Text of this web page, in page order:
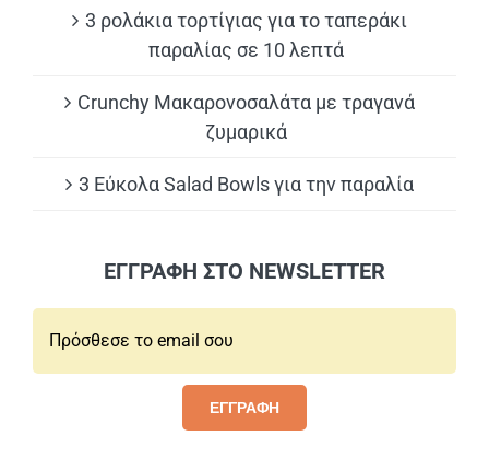
3 ρολάκια τορτίγιας για το ταπεράκι
παραλίας σε 10 λεπτά
Crunchy Μακαρονοσαλάτα με τραγανά
ζυμαρικά
3 Εύκολα Salad Bowls για την παραλία
ΕΓΓΡΑΦΗ ΣΤΟ NEWSLETTER
ΕΓΓΡΑΦΗ